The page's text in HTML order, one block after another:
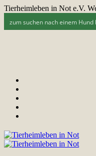
Tierheimleben in Not e.V.